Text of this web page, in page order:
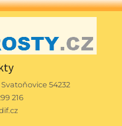
54232
216